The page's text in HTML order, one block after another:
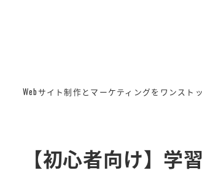
Webサイト制作とマーケティングをワンストッ
【初心者向け】